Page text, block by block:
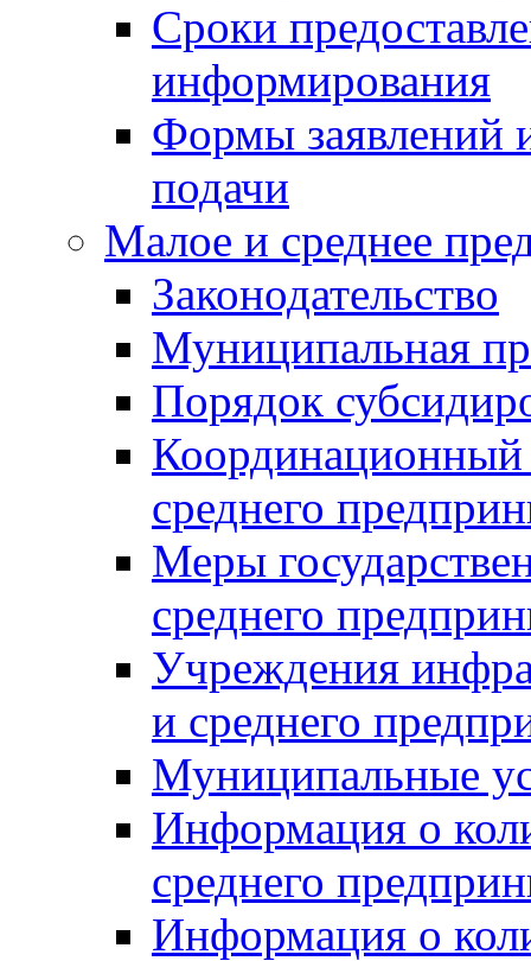
Сроки
информирования
Формы заявлений
подачи
Малое и среднее
Законодательство
Муниципальная
Порядок
Координационный
среднего
Меры
среднего
Учреждения
и среднего
Муниципальные
Информация о
среднего
Информация о